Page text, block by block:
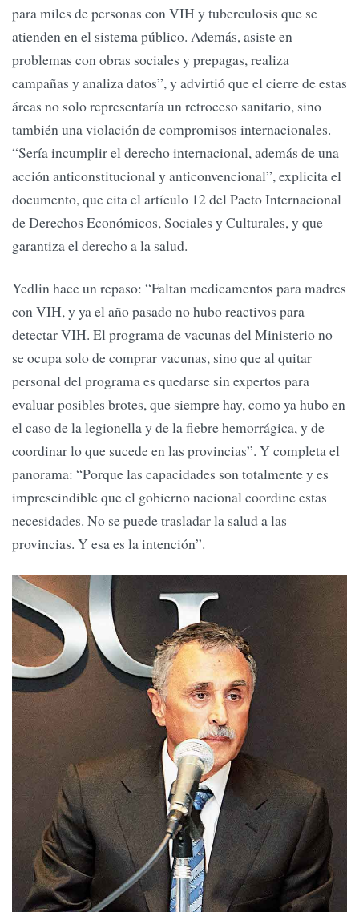
para miles de personas con VIH y tuberculosis que se
atienden en el sistema público. Además, asiste en
problemas con obras sociales y prepagas, realiza
campañas y analiza datos”, y advirtió que el cierre de estas
áreas no solo representaría un retroceso sanitario, sino
también una violación de compromisos internacionales.
“Sería incumplir el derecho internacional, además de una
acción anticonstitucional y anticonvencional”, explicita el
documento, que cita el artículo 12 del Pacto Internacional
de Derechos Económicos, Sociales y Culturales, y que
garantiza el derecho a la salud.
Yedlin hace un repaso: “Faltan medicamentos para madres
con VIH, y ya el año pasado no hubo reactivos para
detectar VIH. El programa de vacunas del Ministerio no
se ocupa solo de comprar vacunas, sino que al quitar
personal del programa es quedarse sin expertos para
evaluar posibles brotes, que siempre hay, como ya hubo en
el caso de la legionella y de la fiebre hemorrágica, y de
coordinar lo que sucede en las provincias”. Y completa el
panorama: “Porque las capacidades son totalmente y es
imprescindible que el gobierno nacional coordine estas
necesidades. No se puede trasladar la salud a las
provincias. Y esa es la intención”.